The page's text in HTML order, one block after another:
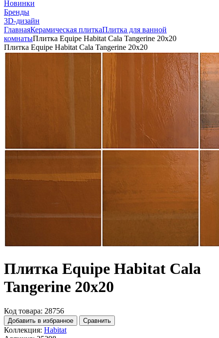
Новинки
Бренды
3D-дизайн
ГлавнаяКерамическая плиткаПлитка для ванной
комнатыПлитка Equipe Habitat Cala Tangerine 20x20
Плитка Equipe Habitat Cala Tangerine 20x20
Плитка Equipe Habitat Cala
Tangerine 20x20
Код товара: 28756
Добавить в избранное Сравнить
Коллекция: Habitat